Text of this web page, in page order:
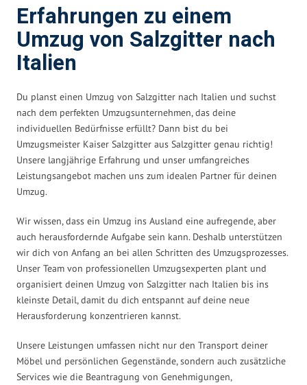
Erfahrungen zu einem
Umzug von Salzgitter nach
Italien
Du planst einen Umzug von Salzgitter nach Italien und suchst
nach dem perfekten Umzugsunternehmen, das deine
individuellen Bedürfnisse erfüllt? Dann bist du bei
Umzugsmeister Kaiser Salzgitter aus Salzgitter genau richtig!
Unsere langjährige Erfahrung und unser umfangreiches
Leistungsangebot machen uns zum idealen Partner für deinen
Umzug.
Wir wissen, dass ein Umzug ins Ausland eine aufregende, aber
auch herausfordernde Aufgabe sein kann. Deshalb unterstützen
wir dich von Anfang an bei allen Schritten des Umzugsprozesses.
Unser Team von professionellen Umzugsexperten plant und
organisiert deinen Umzug von Salzgitter nach Italien bis ins
kleinste Detail, damit du dich entspannt auf deine neue
Herausforderung konzentrieren kannst.
Unsere Leistungen umfassen nicht nur den Transport deiner
Möbel und persönlichen Gegenstände, sondern auch zusätzliche
Services wie die Beantragung von Genehmigungen,